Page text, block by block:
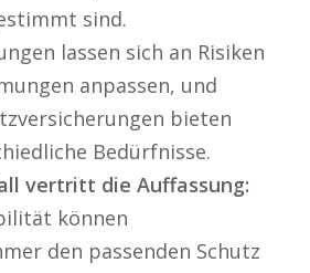
sind.
lassen sich an Risiken
anpassen, und
bieten
Bedürfnisse.
vertritt die Auffassung:
können
den passenden Schutz